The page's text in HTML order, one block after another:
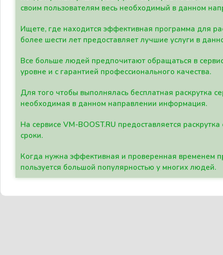
своим пользователям весь необходимый в данном
Ищете, где находится эффективная программа для
более шести лет предоставляет лучшие услуги в
Все больше людей предпочитают обращаться в
уровне и с гарантией профессионального качества.
Для того чтобы выполнялась бесплатная раскрутка
необходимая в данном направлении информация.
На сервисе VM-BOOST.RU предоставляется
сроки.
Когда нужна эффективная и проверенная временем
пользуется большой популярностью у многих людей.